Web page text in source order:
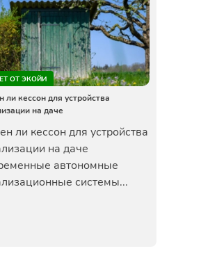
ОТ ЭКОЙИ
ли кессон для устройства
на даче
ли кессон для устройства
на даче
автономные
системы...